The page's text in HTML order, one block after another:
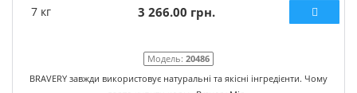
7 кг 3 266.00 грн.
Модель: 20486
BRAVERY завжди використовує натуральні та якісні інгредієнти. Чому